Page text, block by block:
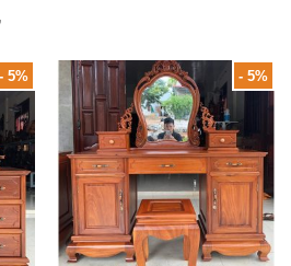
- 5% - 5%